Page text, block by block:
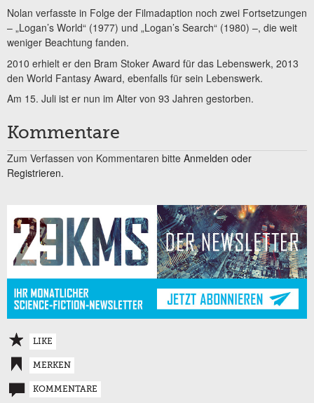
Nolan verfasste in Folge der Filmadaption noch zwei Fortsetzungen
– „Logan’s World“ (1977) und „Logan’s Search“ (1980) –, die weit
weniger Beachtung fanden.
2010 erhielt er den Bram Stoker Award für das Lebenswerk, 2013
den World Fantasy Award, ebenfalls für sein Lebenswerk.
Am 15. Juli ist er nun im Alter von 93 Jahren gestorben.
Kommentare
Zum Verfassen von Kommentaren bitte Anmelden oder
Registrieren.
LIKE
MERKEN
KOMMENTARE